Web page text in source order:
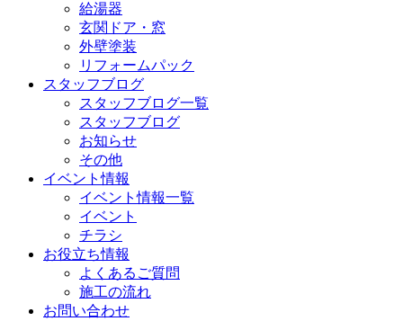
給湯器
玄関ドア・窓
外壁塗装
リフォームパック
スタッフブログ
スタッフブログ一覧
スタッフブログ
お知らせ
その他
イベント情報
イベント情報一覧
イベント
チラシ
お役立ち情報
よくあるご質問
施工の流れ
お問い合わせ